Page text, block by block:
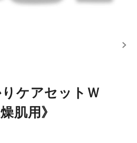
ケアセットＷ
肌用》